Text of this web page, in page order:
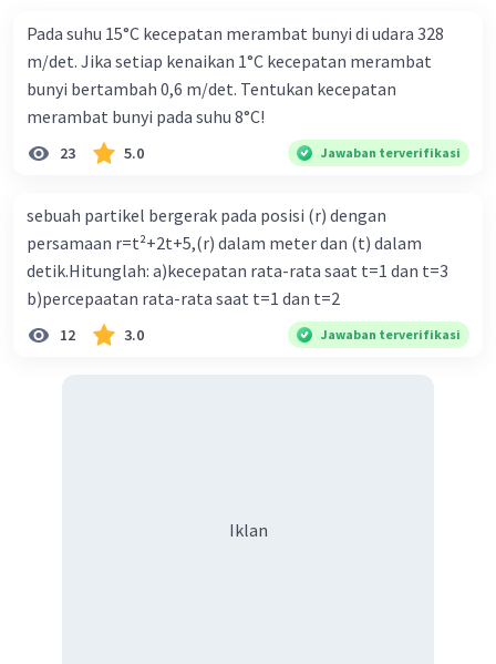
Menggabungkan semua persamaan kita dapatkan:
66,880 + 420(T + 20) = 2100(95 - T)
75,280 + 420T = 199,500 - 2,100T
2,520T = 124,220
T = 124.220/2,520
T = 49,29° C
Jadi, suhu akhir air mencair seluruh nya adalah 49,29°C
Beri Rating·0.0(0 Balas
Pada suhu 15°C kecepatan merambat bunyi di udara 328
m/det. Jika setiap kenaikan 1°C kecepatan merambat
bunyi bertambah 0,6 m/det. Tentukan kecepatan
merambat bunyi pada suhu 8°C!
23 5.0 Jawaban terverifikasi
sebuah partikel bergerak pada posisi (r) dengan
persamaan r=t²+2t+5,(r) dalam meter dan (t) dalam
detik.Hitunglah: a)kecepatan rata-rata saat t=1 dan t=3
b)percepaatan rata-rata saat t=1 dan t=2
12 3.0 Jawaban terverifikasi
Iklan